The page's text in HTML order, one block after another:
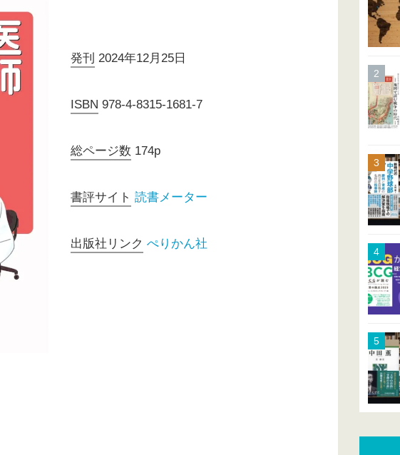
発刊 2024年12月25日
ISBN 978-4-8315-1681-7
総ページ数 174p
書評サイト 読書メーター
出版社リンク ぺりかん社